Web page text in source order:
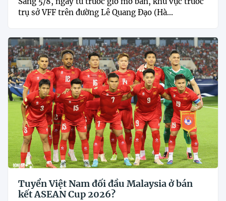
trụ sở VFF trên đường Lê Quang Đạo (Hà...
Tuyển Việt Nam đối đầu Malaysia ở bán
kết ASEAN Cup 2026?